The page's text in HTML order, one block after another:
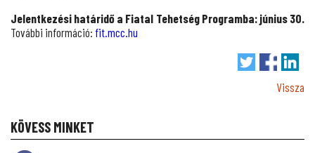
Jelentkezési határidő a Fiatal Tehetség Programba: június 30.
További információ: fit.mcc.hu
Vissza
KÖVESS MINKET